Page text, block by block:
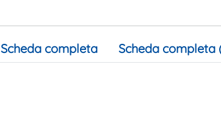
Scheda completa Scheda completa